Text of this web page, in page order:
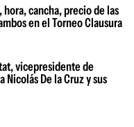
cancha, precio de las
en el Torneo Clausura
vicepresidente de
De la Cruz y sus